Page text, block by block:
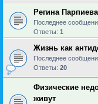
Регина Парпиева
Последнее
Ответы: 1
Жизнь как
Последнее
Ответы: 20
Физические
живут